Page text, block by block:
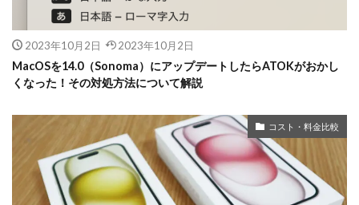
2023年10月2日 2023年10月2日
MacOSを14.0（Sonoma）にアップデートしたらATOKがおかし
くなった！その対処方法について解説
コスト・料金比較